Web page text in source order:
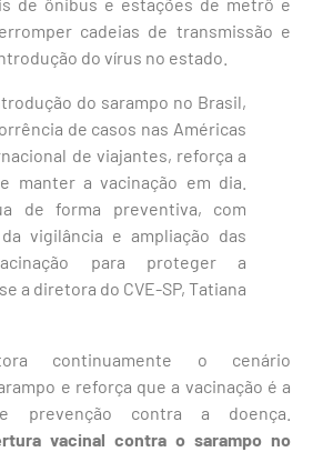
cadeias de transmissão e
do vírus no estado.
do sarampo no Brasil,
de casos nas Américas
de viajantes, reforça a
manter a vacinação em dia.
de forma preventiva, com
vigilância e ampliação das
para proteger a
a diretora do CVE-SP, Tatiana
continuamente o cenário
e reforça que a vacinação é a
prevenção contra a doença.
vacinal contra o sarampo no